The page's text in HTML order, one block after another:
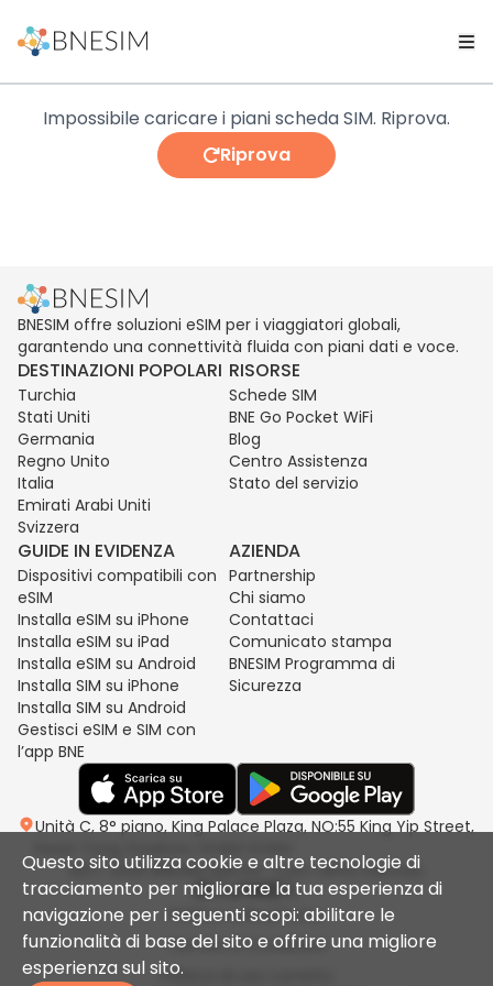
Impossibile caricare i piani scheda SIM. Riprova.
Riprova
BNESIM offre soluzioni eSIM per i viaggiatori globali,
garantendo una connettività fluida con piani dati e voce.
DESTINAZIONI POPOLARI
Turchia
Stati Uniti
Germania
Regno Unito
Italia
Emirati Arabi Uniti
Svizzera
RISORSE
Schede SIM
BNE Go Pocket WiFi
Blog
Centro Assistenza
Stato del servizio
GUIDE IN EVIDENZA
Dispositivi compatibili con
eSIM
Installa eSIM su iPhone
Installa eSIM su iPad
Installa eSIM su Android
Installa SIM su iPhone
Installa SIM su Android
Gestisci eSIM e SIM con
l’app BNE
AZIENDA
Partnership
Chi siamo
Contattaci
Comunicato stampa
BNESIM Programma di
Sicurezza
Unità C, 8° piano, King Palace Plaza, NO:55 King Yip Street,
2017-2026 BNESIM LIMITED. Tutti i diritti riservati.
Politica sulla privacy
Termini & Condizioni
Politica di uso corretto
Questo sito utilizza cookie e altre tecnologie di
tracciamento per migliorare la tua esperienza di
navigazione per i seguenti scopi: abilitare le
funzionalità di base del sito e offrire una migliore
esperienza sul sito.